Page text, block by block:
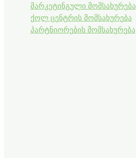
მარკეტინგული მომსახურება
ქოლ ცენტრის მომსახურება
პარტნიორების მომსახურება